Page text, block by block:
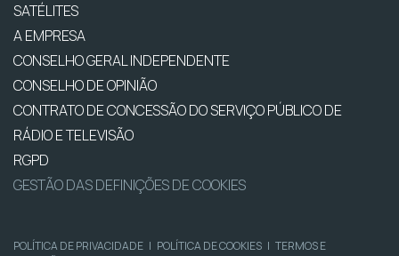
SATÉLITES
A EMPRESA
CONSELHO GERAL INDEPENDENTE
CONSELHO DE OPINIÃO
CONTRATO DE CONCESSÃO DO SERVIÇO PÚBLICO DE
RÁDIO E TELEVISÃO
RGPD
GESTÃO DAS DEFINIÇÕES DE COOKIES
POLÍTICA DE PRIVACIDADE | POLÍTICA DE COOKIES | TERMOS E